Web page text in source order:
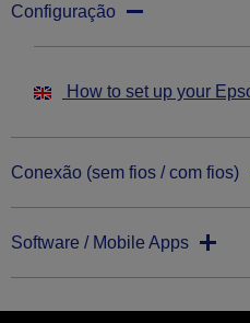
Configuração
How to set up your
Conexão (sem fios / com fios)
Software / Mobile Apps